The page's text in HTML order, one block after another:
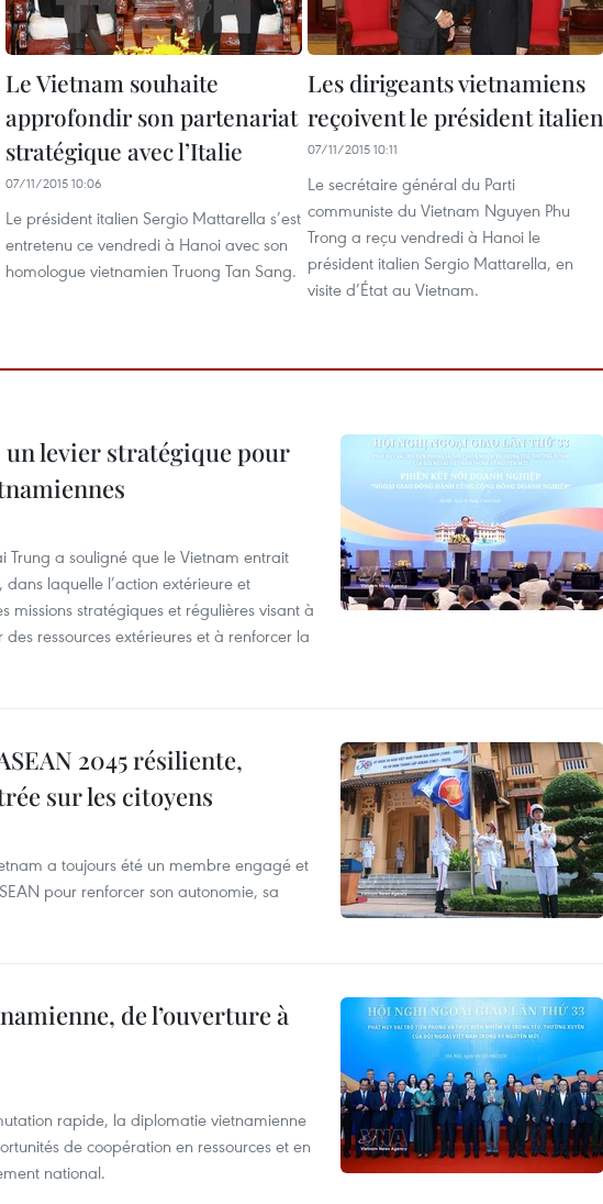
Le Vietnam souhaite
approfondir son partenariat
stratégique avec l’Italie
07/11/2015 10:06
Le président italien Sergio Mattarella s’est
entretenu ce vendredi à Hanoi avec son
homologue vietnamien Truong Tan Sang.
Les dirigeants vietnamiens
reçoivent le président italien
07/11/2015 10:11
Le secrétaire général du Parti
communiste du Vietnam Nguyen Phu
Trong a reçu vendredi à Hanoi le
président italien Sergio Mattarella, en
visite d’État au Vietnam.
levier stratégique pour
Trung a souligné que le Vietnam entrait
laquelle l’action extérieure et
missions stratégiques et régulières visant à
ressources extérieures et à renforcer la
2045 résiliente,
sur les citoyens
a toujours été un membre engagé et
pour renforcer son autonomie, sa
de l’ouverture à
rapide, la diplomatie vietnamienne
de coopération en ressources et en
national.